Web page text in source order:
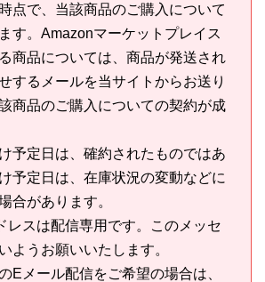
点で、当該商品のご購入について
す。Amazonマーケットプレイス
商品については、商品が発送され
するメールを当サイトからお送り
商品のご購入についての契約が成
予定日は、確約されたものではあ
予定日は、在庫状況の変動などに
合があります。
レスは配信専用です。このメッセ
ようお願いいたします。
Eメール配信をご希望の場合は、